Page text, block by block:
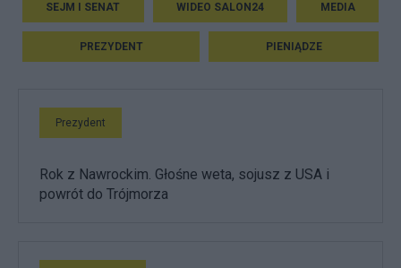
SEJM I SENAT WIDEO SALON24 MEDIA
PREZYDENT PIENIĄDZE
Prezydent
Rok z Nawrockim. Głośne weta, sojusz z USA i
powrót do Trójmorza